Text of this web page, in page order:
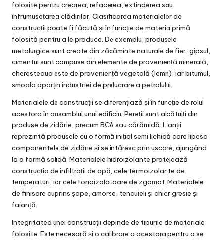
folosite pentru crearea, refacerea, extinderea sau
înfrumusețarea clădirilor. Clasificarea materialelor de
construcții poate fi făcută și în funcție de materia primă
folosită pentru a le produce. De exemplu, produsele
metalurgice sunt create din zăcăminte naturale de fier, gipsul,
cimentul sunt compuse din elemente de proveniență minerală,
cheresteaua este de proveniență vegetală (lemn), iar bitumul,
smoala aparțin industriei de prelucrare a petrolului.
Materialele de construcții se diferențiază și în funcție de rolul
acestora în ansamblul unui edificiu. Pereții sunt alcătuiți din
produse de zidărie, precum BCA sau cărămidă. Lianții
reprezintă produsele cu o formă inițial semi lichidă care lipesc
componentele de zidărie și se întăresc prin uscare, ajungând
la o formă solidă. Materialele hidroizolante protejează
construcția de infiltrații de apă, cele termoizolante de
temperaturi, iar cele fonoizolatoare de zgomot. Materialele
de finisare cuprins șape, amorse, tencuieli și chiar gresie și
faianță.
Integritatea unei construcții depinde de tipurile de materiale
folosite. Este necesară și o calibrare a acestora pentru a se